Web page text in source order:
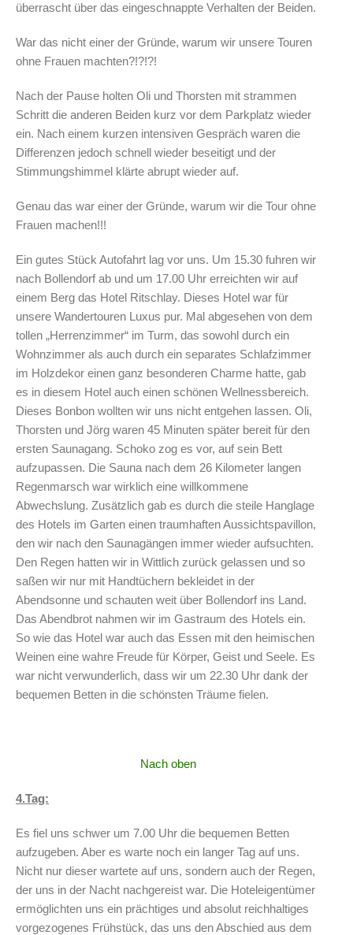
überrascht über das eingeschnappte Verhalten der Beiden.
War das nicht einer der Gründe, warum wir unsere Touren
ohne Frauen machten?!?!?!
Nach der Pause holten Oli und Thorsten mit strammen
Schritt die anderen Beiden kurz vor dem Parkplatz wieder
ein. Nach einem kurzen intensiven Gespräch waren die
Differenzen jedoch schnell wieder beseitigt und der
Stimmungshimmel klärte abrupt wieder auf.
Genau das war einer der Gründe, warum wir die Tour ohne
Frauen machen!!!
Ein gutes Stück Autofahrt lag vor uns. Um 15.30 fuhren wir
nach Bollendorf ab und um 17.00 Uhr erreichten wir auf
einem Berg das Hotel Ritschlay. Dieses Hotel war für
unsere Wandertouren Luxus pur. Mal abgesehen von dem
tollen „Herrenzimmer“ im Turm, das sowohl durch ein
Wohnzimmer als auch durch ein separates Schlafzimmer
im Holzdekor einen ganz besonderen Charme hatte, gab
es in diesem Hotel auch einen schönen Wellnessbereich.
Dieses Bonbon wollten wir uns nicht entgehen lassen. Oli,
Thorsten und Jörg waren 45 Minuten später bereit für den
ersten Saunagang. Schoko zog es vor, auf sein Bett
aufzupassen. Die Sauna nach dem 26 Kilometer langen
Regenmarsch war wirklich eine willkommene
Abwechslung. Zusätzlich gab es durch die steile Hanglage
des Hotels im Garten einen traumhaften Aussichtspavillon,
den wir nach den Saunagängen immer wieder aufsuchten.
Den Regen hatten wir in Wittlich zurück gelassen und so
saßen wir nur mit Handtüchern bekleidet in der
Abendsonne und schauten weit über Bollendorf ins Land.
Das Abendbrot nahmen wir im Gastraum des Hotels ein.
So wie das Hotel war auch das Essen mit den heimischen
Weinen eine wahre Freude für Körper, Geist und Seele. Es
war nicht verwunderlich, dass wir um 22.30 Uhr dank der
bequemen Betten in die schönsten Träume fielen.
Nach oben
4.Tag:
Es fiel uns schwer um 7.00 Uhr die bequemen Betten
aufzugeben. Aber es warte noch ein langer Tag auf uns.
Nicht nur dieser wartete auf uns, sondern auch der Regen,
der uns in der Nacht nachgereist war. Die Hoteleigentümer
ermöglichten uns ein prächtiges und absolut reichhaltiges
vorgezogenes Frühstück, das uns den Abschied aus dem